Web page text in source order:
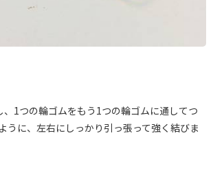
、1つの輪ゴムをもう1つの輪ゴムに通してつ
うに、左右にしっかり引っ張って強く結びま